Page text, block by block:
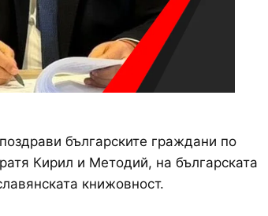
българските граждани по
Кирил и Методий, на българската
книжовност.